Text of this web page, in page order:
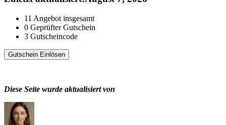
11 Angebot insgesamt
0 Geprüfter Gutschein
3 Gutscheincode
Gutschein Einlösen
Diese Seite wurde aktualisiert von